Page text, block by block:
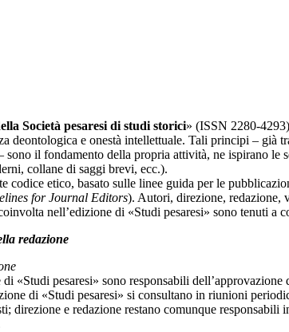
Società pesaresi di studi storici» (ISSN 2280-
deontologica e onestà intellettuale. Tali principi – già
sono il fondamento della propria attività, ne ispirano le
collane di saggi brevi, ecc.).
codice etico, basato sulle linee guida per le
for Journal Editors). Autori, direzione, redazione,
nell’edizione di «Studi pesaresi» sono tenuti a
redazione
«Studi pesaresi» sono responsabili
di «Studi pesaresi» si consultano in riunioni
direzione e redazione restano comunque responsabili